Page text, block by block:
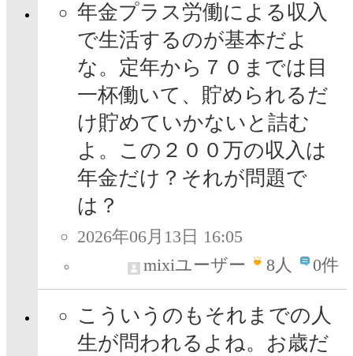
年金プラス労働による収入
で生活するのが基本だよ
な。定年から７０までは目
一杯働いて、貯められるだ
け貯めていかないと詰む
よ。この２００万の収入は
年金だけ？それが問題で
は？
2026年06月13日 16:05
mixiユーザー
8人 0件
こういうのもそれまでの人
生が問われるよね。お歳だ